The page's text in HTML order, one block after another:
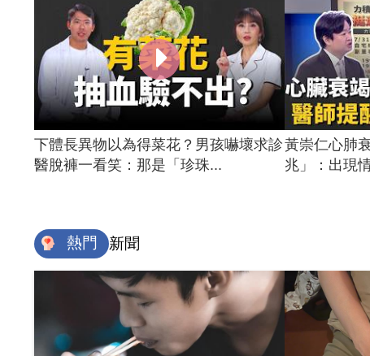
下體長異物以為得菜花？男孩嚇壞求診
醫脫褲一看笑：那是「珍珠...
黃崇仁心肺
兆」：出現
熱門 新聞